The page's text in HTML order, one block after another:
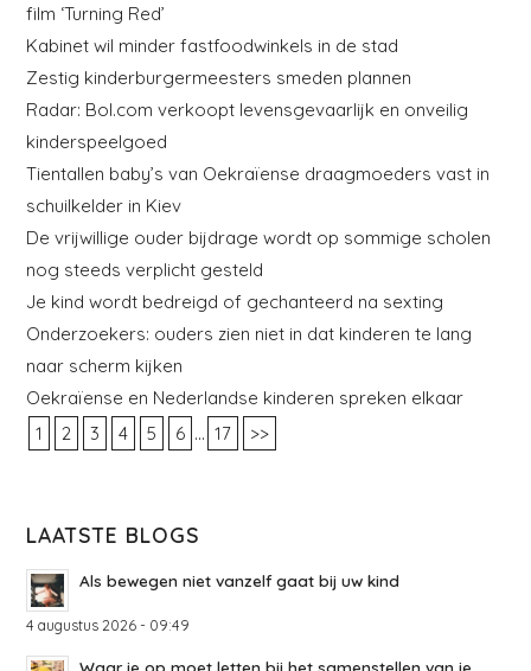
film ‘Turning Red’
Kabinet wil minder fastfoodwinkels in de stad
Zestig kinderburgermeesters smeden plannen
Radar: Bol.com verkoopt levensgevaarlijk en onveilig
kinderspeelgoed
Tientallen baby’s van Oekraïense draagmoeders vast in
schuilkelder in Kiev
De vrijwillige ouder bijdrage wordt op sommige scholen
nog steeds verplicht gesteld
Je kind wordt bedreigd of gechanteerd na sexting
Onderzoekers: ouders zien niet in dat kinderen te lang
naar scherm kijken
Oekraïense en Nederlandse kinderen spreken elkaar
1
2 3 4 5 6 ... 17 >>
LAATSTE BLOGS
Als bewegen niet vanzelf gaat bij uw kind
4 augustus 2026 - 09:49
Waar je op moet letten bij het samenstellen van je